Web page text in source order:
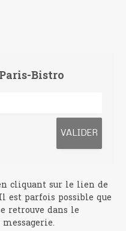
Bistro
cliquant sur le lien de
est parfois possible que
retrouve dans le